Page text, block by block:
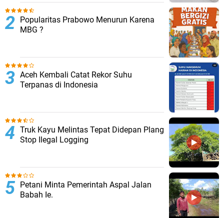
Popularitas Prabowo Menurun Karena
MBG ?
Aceh Kembali Catat Rekor Suhu
Terpanas di Indonesia
Truk Kayu Melintas Tepat Didepan Plang
Stop Ilegal Logging
Petani Minta Pemerintah Aspal Jalan
Babah Ie.